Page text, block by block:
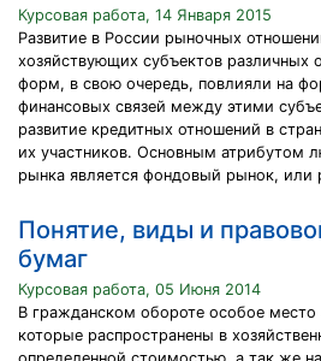
Курсовая работа, 14 Января 2015
Развитие в России рыночных
хозяйствующих субъектов различных
форм, в свою очередь, повлияли на
финансовых связей между этими
развитие кредитных отношений в
их участников. Основным атрибутом
рынка является фондовый рынок, или
Понятие, виды и
бумаг
Курсовая работа, 05 Июня 2014
В гражданском обороте особое
которые распространены в